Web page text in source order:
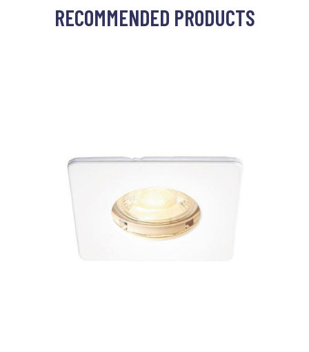
RECOMMENDED PRODUCTS